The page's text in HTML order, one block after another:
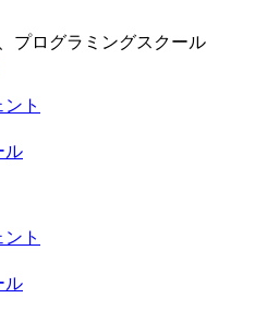
プログラミングスクール
ト
ル
ト
ル